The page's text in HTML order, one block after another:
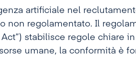
artificiale nel
non regolamentato. Il
stabilisce regole chiare
umane, la conformità è